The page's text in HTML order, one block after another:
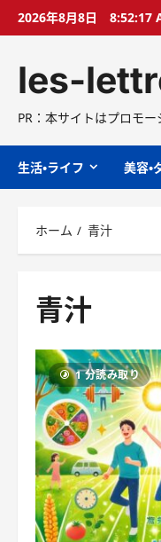
プ
2026年8月8日 8:52:18
les-
PR：本サイトはプロモ
生活・ライフ 美容・
ホーム 青汁
青汁
1 分読み取り